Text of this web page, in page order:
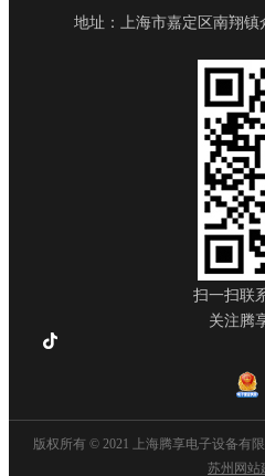
地址：上海市嘉定区南翔镇
扫一扫联
关注腾
版权所有 © 2021 上海腾享电子设备有
苏州网站